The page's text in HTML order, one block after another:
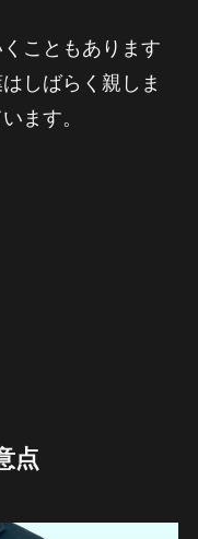
こともあります
しばらく親しま
ます。
点